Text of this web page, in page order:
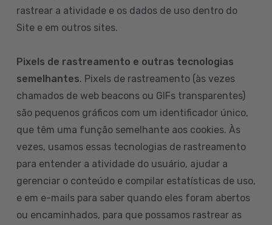
rastrear a atividade e os dados de uso dentro do
Site e em outros sites.
Pixels de rastreamento e outras tecnologias
semelhantes. Pixels de rastreamento (às vezes
chamados de web beacons ou GIFs transparentes)
são pequenos gráficos com um identificador único,
que têm uma função semelhante aos cookies. Às
vezes, usamos essas tecnologias de rastreamento
para entender a atividade do usuário, ajudar a
gerenciar o conteúdo e compilar estatísticas de uso,
e em e-mails para saber quando eles foram abertos
ou encaminhados, para que possamos rastrear as